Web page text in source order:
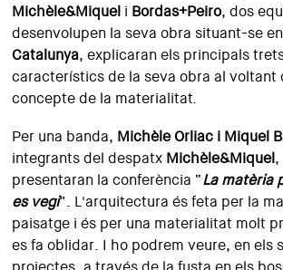
Michèle&Miquel i Bordas+Peiro, dos
desenvolupen la seva obra situant-se
Catalunya, explicaran els principals
característics de la seva obra al voltant
concepte de la materialitat.
Per una banda, Michèle Orliac i Miquel
integrants del despatx Michèle&Miquel,
presentaran la conferència “La matèria
es vegi”. L'arquitectura és feta per la
paisatge i és per una materialitat molt
es fa oblidar. I ho podrem veure, en els